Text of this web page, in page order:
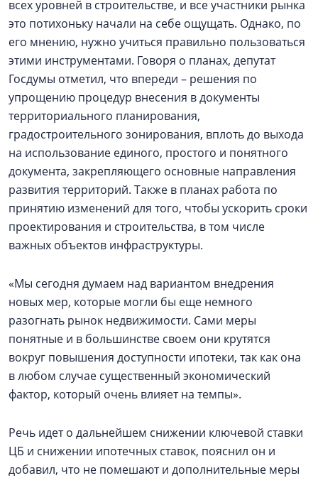
всех уровней в строительстве, и все участники рынка
это потихоньку начали на себе ощущать. Однако, по
его мнению, нужно учиться правильно пользоваться
этими инструментами. Говоря о планах, депутат
Госдумы отметил, что впереди – решения по
упрощению процедур внесения в документы
территориального планирования,
градостроительного зонирования, вплоть до выхода
на использование единого, простого и понятного
документа, закрепляющего основные направления
развития территорий. Также в планах работа по
принятию изменений для того, чтобы ускорить сроки
проектирования и строительства, в том числе
важных объектов инфраструктуры.
«Мы сегодня думаем над вариантом внедрения
новых мер, которые могли бы еще немного
разогнать рынок недвижимости. Сами меры
понятные и в большинстве своем они крутятся
вокруг повышения доступности ипотеки, так как она
в любом случае существенный экономический
фактор, который очень влияет на темпы».
Речь идет о дальнейшем снижении ключевой ставки
ЦБ и снижении ипотечных ставок, пояснил он и
добавил, что не помешают и дополнительные меры